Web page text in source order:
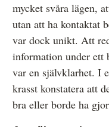
mycket svåra lägen,
utan att ha kontaktat
var dock unikt. Att
information under ett
var en självklarhet. I
krasst konstatera att
bra eller borde ha